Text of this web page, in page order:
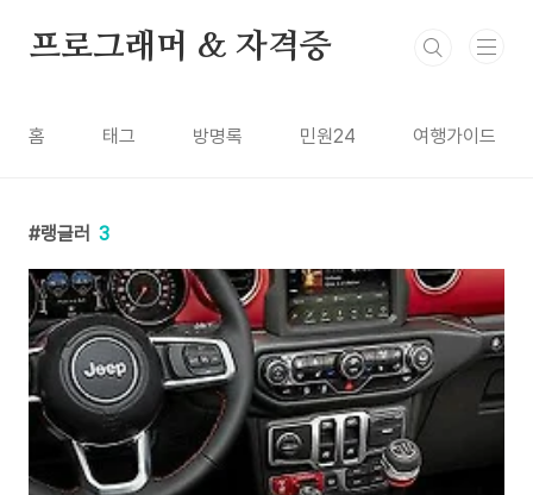
프로그래머 & 자격증
홈 태그 방명록 민원24 여행가이드
랭글러 3